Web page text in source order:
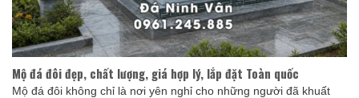
Mộ đá đôi đẹp, chất lượng, giá hợp lý, lắp đặt Toàn quốc
Mộ đá đôi không chỉ là nơi yên nghỉ cho những người đã khuất